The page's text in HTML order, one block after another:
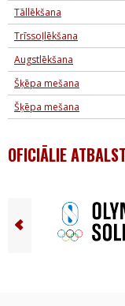
Tāllēkšana
Trīssoļlēkšana
Augstlēkšana
Šķēpa mešana
Šķēpa mešana
OFICIĀLIE